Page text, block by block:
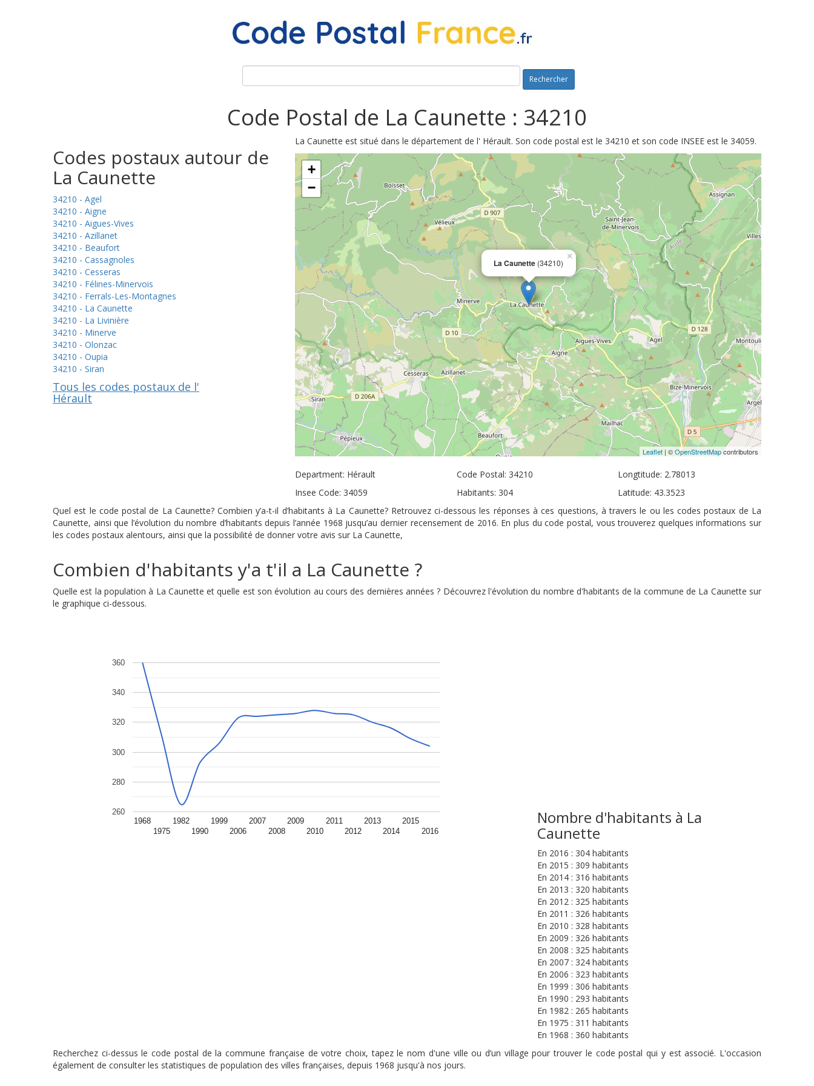
Rechercher
Code Postal de La Caunette : 34210
Codes postaux autour de
La Caunette
34210 - Agel
34210 - Aigne
34210 - Aigues-Vives
34210 - Azillanet
34210 - Beaufort
34210 - Cassagnoles
34210 - Cesseras
34210 - Félines-Minervois
34210 - Ferrals-Les-Montagnes
34210 - La Caunette
34210 - La Livinière
34210 - Minerve
34210 - Olonzac
34210 - Oupia
34210 - Siran
Tous les codes postaux de l'
Hérault
La Caunette est situé dans le département de l' Hérault. Son code postal est le 34210 et son code INSEE est le 34059.
La Caunette (34210)
×
+
−
Leaflet | ©OpenStreetMapcontributors
Department: Hérault
Insee Code: 34059
Code Postal: 34210
Habitants: 304
Longtitude: 2.78013
Latitude: 43.3523
Quel est le code postal de La Caunette? Combien y’a-t-il d’habitants à La Caunette? Retrouvez ci-dessous les réponses à ces questions, à travers le ou les codes postaux de La
Caunette, ainsi que l’évolution du nombre d’habitants depuis l’année 1968 jusqu’au dernier recensement de 2016. En plus du code postal, vous trouverez quelques informations sur
les codes postaux alentours, ainsi que la possibilité de donner votre avis sur La Caunette,
Combien d'habitants y'a t'il a La Caunette ?
Quelle est la population à La Caunette et quelle est son évolution au cours des dernières années ? Découvrez l'évolution du nombre d'habitants de la commune de La Caunette sur
le graphique ci-dessous.
1968
1975
1982
1990
1999
2006
2007
2008
2009
2010
2011
2012
2013
2014
2015
2016
260
280
300
320
340
360
Nombre d'habitants à La
Caunette
En 2016 : 304 habitants
En 2015 : 309 habitants
En 2014 : 316 habitants
En 2013 : 320 habitants
En 2012 : 325 habitants
En 2011 : 326 habitants
En 2010 : 328 habitants
En 2009 : 326 habitants
En 2008 : 325 habitants
En 2007 : 324 habitants
En 2006 : 323 habitants
En 1999 : 306 habitants
En 1990 : 293 habitants
En 1982 : 265 habitants
En 1975 : 311 habitants
En 1968 : 360 habitants
Recherchez ci-dessus le code postal de la commune française de votre choix, tapez le nom d'une ville ou d’un village pour trouver le code postal qui y est associé. L'occasion
également de consulter les statistiques de population des villes françaises, depuis 1968 jusqu'à nos jours.